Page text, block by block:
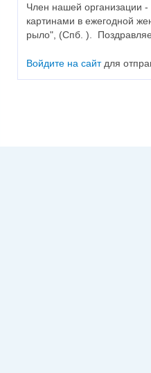
Член нашей организации
картинами в ежегодной
рыло", (Спб. ).
Войдите на сайтдля